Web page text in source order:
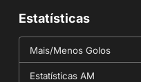
Estatísticas
Mais/Menos Golos
Estatísticas AM